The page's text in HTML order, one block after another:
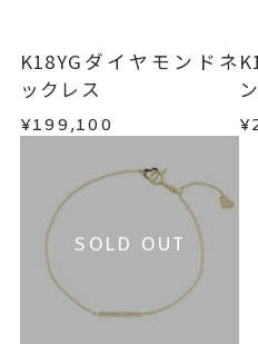
K18YGダイヤモンドネ
ックレス
¥199,100
SOLD OUT